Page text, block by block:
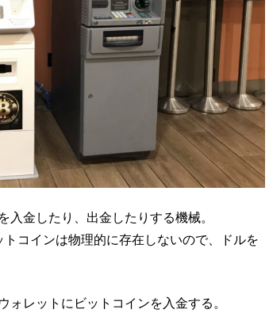
入金したり、出金したりする機械。
コインは物理的に存在しないので、ドルを
レットにビットコインを入金する。